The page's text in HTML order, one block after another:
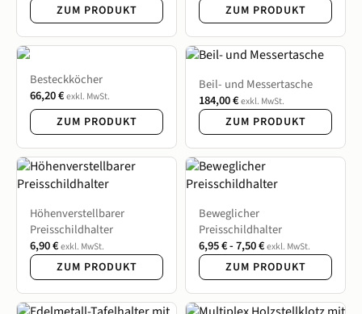
ZUM PRODUKT ZUM PRODUKT
Besteckköcher
66,20€exkl. MwSt.
ZUM PRODUKT
Beil- und Messertasche
184,00€exkl. MwSt.
ZUM PRODUKT
Höhenverstellbarer
Preisschildhalter
6,90€exkl. MwSt.
ZUM PRODUKT
Beweglicher
Preisschildhalter
6,95€-7,50€exkl. MwSt.
ZUM PRODUKT